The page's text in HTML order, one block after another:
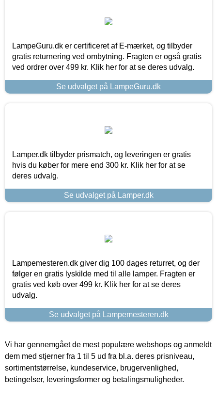
LampeGuru.dk er certificeret af E-mærket, og tilbyder
gratis returnering ved ombytning. Fragten er også gratis
ved ordrer over 499 kr. Klik her for at se deres udvalg.
Se udvalget på LampeGuru.dk
Lamper.dk tilbyder prismatch, og leveringen er gratis
hvis du køber for mere end 300 kr. Klik her for at se
deres udvalg.
Se udvalget på Lamper.dk
Lampemesteren.dk giver dig 100 dages returret, og der
følger en gratis lyskilde med til alle lamper. Fragten er
gratis ved køb over 499 kr. Klik her for at se deres
udvalg.
Se udvalget på Lampemesteren.dk
Vi har gennemgået de mest populære webshops og anmeldt
dem med stjerner fra 1 til 5 ud fra bl.a. deres prisniveau,
sortimentstørrelse, kundeservice, brugervenlighed,
betingelser, leveringsformer og betalingsmuligheder.